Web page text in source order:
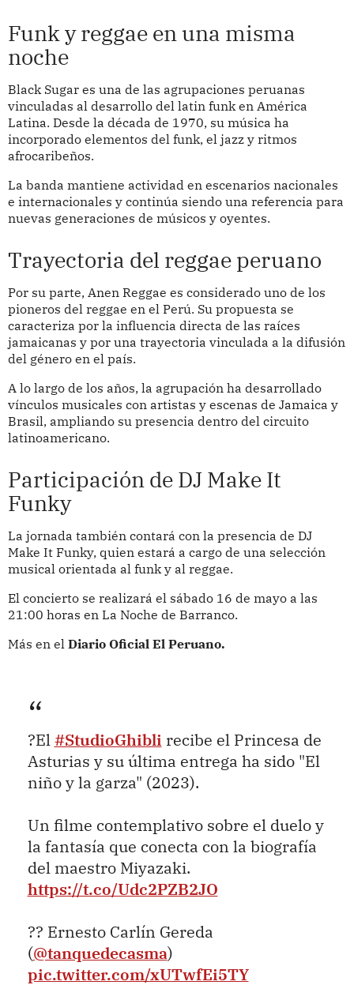
Funk y reggae en una misma
noche
Black Sugar es una de las agrupaciones peruanas
vinculadas al desarrollo del latin funk en América
Latina. Desde la década de 1970, su música ha
incorporado elementos del funk, el jazz y ritmos
afrocaribeños.
La banda mantiene actividad en escenarios nacionales
e internacionales y continúa siendo una referencia para
nuevas generaciones de músicos y oyentes.
Trayectoria del reggae peruano
Por su parte, Anen Reggae es considerado uno de los
pioneros del reggae en el Perú. Su propuesta se
caracteriza por la influencia directa de las raíces
jamaicanas y por una trayectoria vinculada a la difusión
del género en el país.
A lo largo de los años, la agrupación ha desarrollado
vínculos musicales con artistas y escenas de Jamaica y
Brasil, ampliando su presencia dentro del circuito
latinoamericano.
Participación de DJ Make It
Funky
La jornada también contará con la presencia de DJ
Make It Funky, quien estará a cargo de una selección
musical orientada al funk y al reggae.
El concierto se realizará el sábado 16 de mayo a las
21:00 horas en La Noche de Barranco.
Más en el Diario Oficial El Peruano.
?El #StudioGhibli recibe el Princesa de
Asturias y su última entrega ha sido "El
niño y la garza" (2023).
Un filme contemplativo sobre el duelo y
la fantasía que conecta con la biografía
del maestro Miyazaki.
https://t.co/Udc2PZB2JO
?? Ernesto Carlín Gereda
(@tanquedecasma)
pic.twitter.com/xUTwfEi5TY